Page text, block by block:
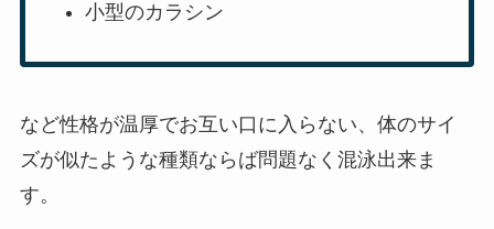
小型のカラシン
など性格が温厚でお互い口に入らない、体のサイ
ズが似たような種類ならば問題なく混泳出来ま
す。